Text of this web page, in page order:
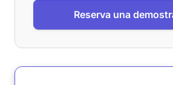
Reserva una